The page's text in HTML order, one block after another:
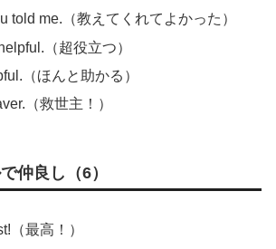
told me.（教えてくれてよかった）
（超役立つ）
（ほんと助かる）
（救世主！）
仲良し（6）
（最高！）